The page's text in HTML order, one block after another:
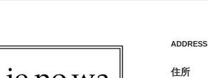
ADDRESS
住所